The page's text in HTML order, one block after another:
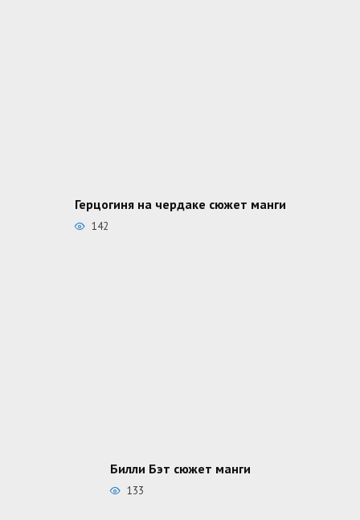
Герцогиня на чердаке сюжет манги
142
Билли Бэт сюжет манги
133